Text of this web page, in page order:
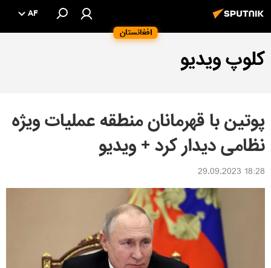
افغانستان
AF
کلوپ ویدیو
پوتین با قهرمانان منطقه عملیات ویژه
نظامی دیدار کرد + ویدیو
18:28 29.09.2023